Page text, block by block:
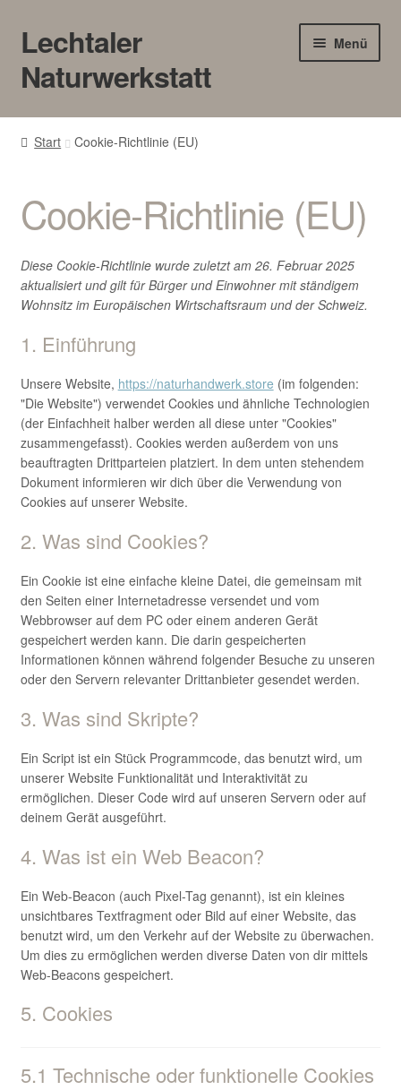
Zur
Navigation
springen
Zum
Inhalt
springen
Lechtaler
Naturwerkstatt
Menü
HOME
Touren/Workshops
Märkte
Gewerbe
SHOP
Kontakt/Anfahrt
Start Cookie-Richtlinie (EU)
Cookie-Richtlinie (EU)
Diese Cookie-Richtlinie wurde zuletzt am 26. Februar 2025
aktualisiert und gilt für Bürger und Einwohner mit ständigem
Wohnsitz im Europäischen Wirtschaftsraum und der Schweiz.
1. Einführung
Unsere Website, https://naturhandwerk.store (im folgenden:
"Die Website") verwendet Cookies und ähnliche Technologien
(der Einfachheit halber werden all diese unter "Cookies"
zusammengefasst). Cookies werden außerdem von uns
beauftragten Drittparteien platziert. In dem unten stehendem
Dokument informieren wir dich über die Verwendung von
Cookies auf unserer Website.
2. Was sind Cookies?
Ein Cookie ist eine einfache kleine Datei, die gemeinsam mit
den Seiten einer Internetadresse versendet und vom
Webbrowser auf dem PC oder einem anderen Gerät
gespeichert werden kann. Die darin gespeicherten
Informationen können während folgender Besuche zu unseren
oder den Servern relevanter Drittanbieter gesendet werden.
3. Was sind Skripte?
Ein Script ist ein Stück Programmcode, das benutzt wird, um
unserer Website Funktionalität und Interaktivität zu
ermöglichen. Dieser Code wird auf unseren Servern oder auf
deinem Gerät ausgeführt.
4. Was ist ein Web Beacon?
Ein Web-Beacon (auch Pixel-Tag genannt), ist ein kleines
unsichtbares Textfragment oder Bild auf einer Website, das
benutzt wird, um den Verkehr auf der Website zu überwachen.
Um dies zu ermöglichen werden diverse Daten von dir mittels
Web-Beacons gespeichert.
5. Cookies
5.1 Technische oder funktionelle Cookies